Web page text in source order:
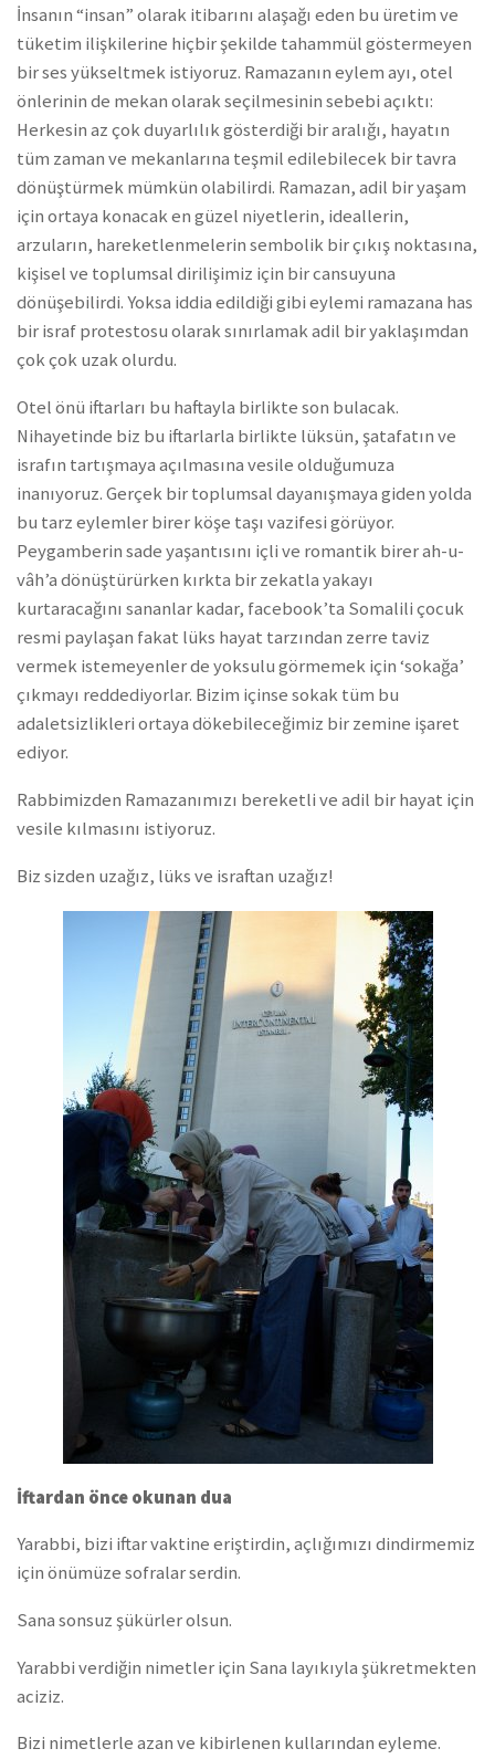
İnsanın “insan” olarak itibarını alaşağı eden bu üretim ve
tüketim ilişkilerine hiçbir şekilde tahammül göstermeyen
bir ses yükseltmek istiyoruz. Ramazanın eylem ayı, otel
önlerinin de mekan olarak seçilmesinin sebebi açıktı:
Herkesin az çok duyarlılık gösterdiği bir aralığı, hayatın
tüm zaman ve mekanlarına teşmil edilebilecek bir tavra
dönüştürmek mümkün olabilirdi. Ramazan, adil bir yaşam
için ortaya konacak en güzel niyetlerin, ideallerin,
arzuların, hareketlenmelerin sembolik bir çıkış noktasına,
kişisel ve toplumsal dirilişimiz için bir cansuyuna
dönüşebilirdi. Yoksa iddia edildiği gibi eylemi ramazana has
bir israf protestosu olarak sınırlamak adil bir yaklaşımdan
çok çok uzak olurdu.
Otel önü iftarları bu haftayla birlikte son bulacak.
Nihayetinde biz bu iftarlarla birlikte lüksün, şatafatın ve
israfın tartışmaya açılmasına vesile olduğumuza
inanıyoruz. Gerçek bir toplumsal dayanışmaya giden yolda
bu tarz eylemler birer köşe taşı vazifesi görüyor.
Peygamberin sade yaşantısını içli ve romantik birer ah-u-
vâh’a dönüştürürken kırkta bir zekatla yakayı
kurtaracağını sananlar kadar, facebook’ta Somalili çocuk
resmi paylaşan fakat lüks hayat tarzından zerre taviz
vermek istemeyenler de yoksulu görmemek için ‘sokağa’
çıkmayı reddediyorlar. Bizim içinse sokak tüm bu
adaletsizlikleri ortaya dökebileceğimiz bir zemine işaret
ediyor.
Rabbimizden Ramazanımızı bereketli ve adil bir hayat için
vesile kılmasını istiyoruz.
Biz sizden uzağız, lüks ve israftan uzağız!
İftardan önce okunan dua
Yarabbi, bizi iftar vaktine eriştirdin, açlığımızı dindirmemiz
için önümüze sofralar serdin.
Sana sonsuz şükürler olsun.
Yarabbi verdiğin nimetler için Sana layıkıyla şükretmekten
aciziz.
Bizi nimetlerle azan ve kibirlenen kullarından eyleme.